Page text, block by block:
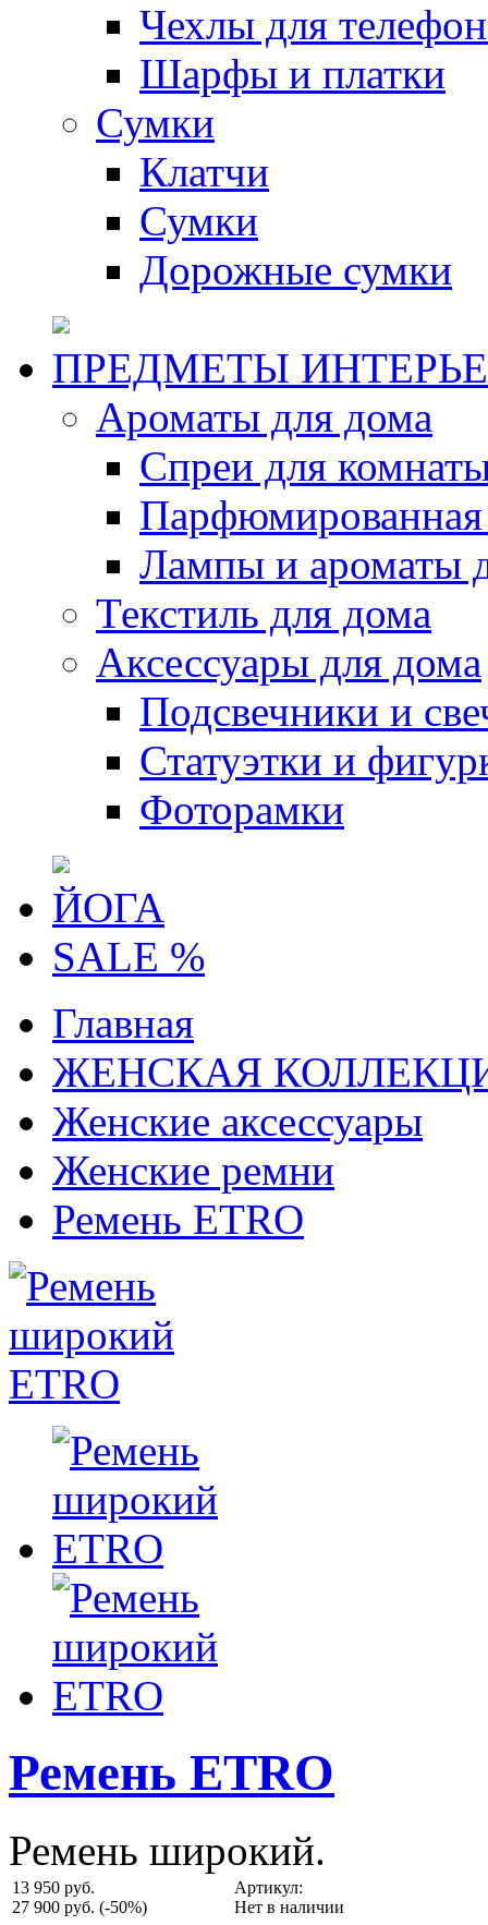
Чехлы для
Шарфы и платки
Сумки
Клатчи
Сумки
Дорожные сумки
ПРЕДМЕТЫ
Ароматы для дома
Спреи для
Парфюмированная
Лампы и ароматы
Текстиль для дома
Аксессуары для дома
Подсвечники и
Статуэтки и
Фоторамки
ЙОГА
SALE %
Главная
ЖЕНСКАЯ
Женские аксессуары
Женские ремни
Ремень ETRO
Ремень ETRO
Ремень широкий.
13 950 руб.
27 900 руб. (-50%)
Артикул:
Нет в наличии